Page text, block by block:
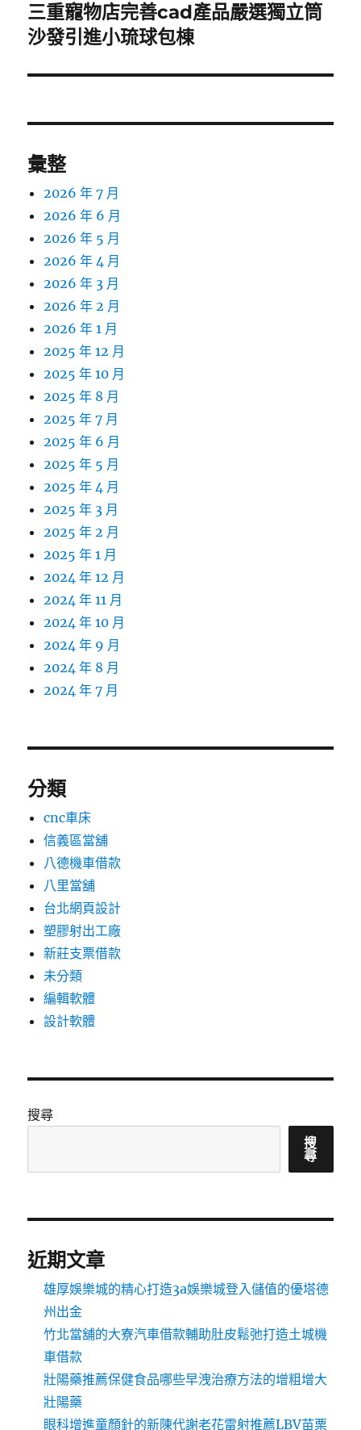
下
一
文
三重寵物店完善cad產品嚴選獨立筒
沙發引進小琉球包棟
彙整
2026 年 7 月
2026 年 6 月
2026 年 5 月
2026 年 4 月
2026 年 3 月
2026 年 2 月
2026 年 1 月
2025 年 12 月
2025 年 10 月
2025 年 8 月
2025 年 7 月
2025 年 6 月
2025 年 5 月
2025 年 4 月
2025 年 3 月
2025 年 2 月
2025 年 1 月
2024 年 12 月
2024 年 11 月
2024 年 10 月
2024 年 9 月
2024 年 8 月
2024 年 7 月
分類
cnc車床
信義區當舖
八德機車借款
八里當舖
台北網頁設計
塑膠射出工廠
新莊支票借款
未分類
編輯軟體
設計軟體
搜尋
搜
尋
近期文章
雄厚娛樂城的精心打造3a娛樂城登入儲值的優塔德
州出金
竹北當舖的大寮汽車借款輔助肚皮鬆弛打造土城機
車借款
壯陽藥推薦保健食品哪些早洩治療方法的增粗增大
壯陽藥
眼科增進童顏針的新陳代謝老花雷射推薦LBV苗栗